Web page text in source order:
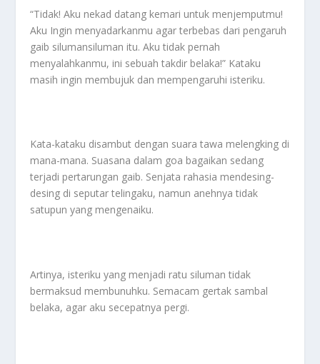
“Tidak! Aku nekad datang kemari untuk menjemputmu!
Aku Ingin menyadarkanmu agar terbebas dari pengaruh
gaib silumansiluman itu. Aku tidak pernah
menyalahkanmu, ini sebuah takdir belaka!” Kataku
masih ingin membujuk dan mempengaruhi isteriku.
Kata-kataku disambut dengan suara tawa melengking di
mana-mana. Suasana dalam goa bagaikan sedang
terjadi pertarungan gaib. Senjata rahasia mendesing-
desing di seputar telingaku, namun anehnya tidak
satupun yang mengenaiku.
Artinya, isteriku yang menjadi ratu siluman tidak
bermaksud membunuhku. Semacam gertak sambal
belaka, agar aku secepatnya pergi.